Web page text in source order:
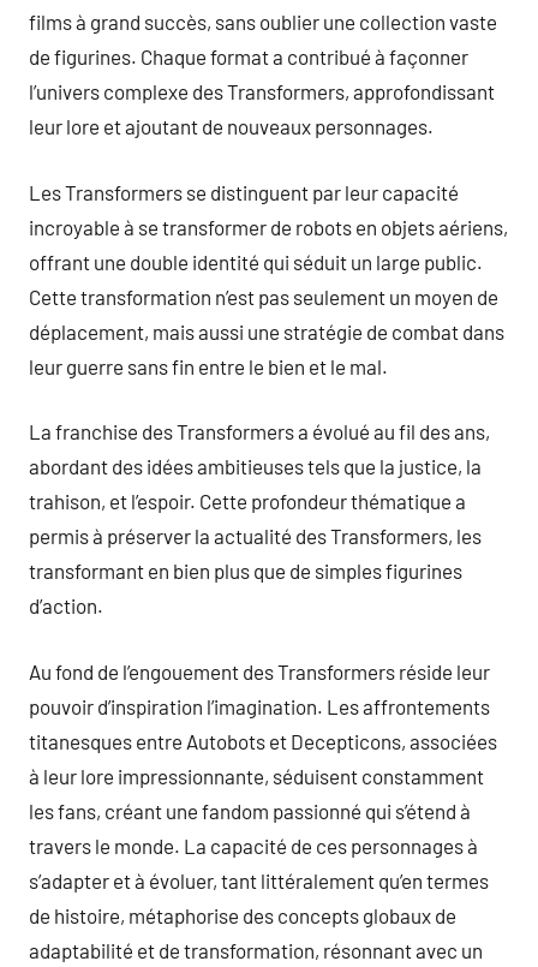
films à grand succès, sans oublier une collection vaste
de figurines. Chaque format a contribué à façonner
l’univers complexe des Transformers, approfondissant
leur lore et ajoutant de nouveaux personnages.
Les Transformers se distinguent par leur capacité
incroyable à se transformer de robots en objets aériens,
offrant une double identité qui séduit un large public.
Cette transformation n’est pas seulement un moyen de
déplacement, mais aussi une stratégie de combat dans
leur guerre sans fin entre le bien et le mal.
La franchise des Transformers a évolué au fil des ans,
abordant des idées ambitieuses tels que la justice, la
trahison, et l’espoir. Cette profondeur thématique a
permis à préserver la actualité des Transformers, les
transformant en bien plus que de simples figurines
d’action.
Au fond de l’engouement des Transformers réside leur
pouvoir d’inspiration l’imagination. Les affrontements
titanesques entre Autobots et Decepticons, associées
à leur lore impressionnante, séduisent constamment
les fans, créant une fandom passionné qui s’étend à
travers le monde. La capacité de ces personnages à
s’adapter et à évoluer, tant littéralement qu’en termes
de histoire, métaphorise des concepts globaux de
adaptabilité et de transformation, résonnant avec un